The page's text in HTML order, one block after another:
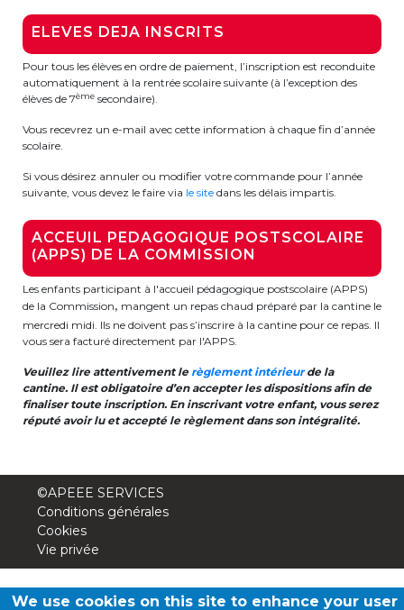
Coordination & Direction
coordination@apeee-bxl1-services.be
Garderie Berkendael
+32 (0)472 07 35 25
periscolaire.berkendael@apeee-bxl1-
services.be
BE91 3631 6790 0976
+32 (0)2 375 31 35
garderie@apeee-bxl1-services.be
BE72 3100 8650 7316
ELEVES DEJA INSCRITS
Pour tous les élèves en ordre de paiement, l’inscription est reconduite
automatiquement à la rentrée scolaire suivante (à l’exception des
élèves de 7ème secondaire).
Vous recevrez un e-mail avec cette information à chaque fin d’année
scolaire.
Si vous désirez annuler ou modifier votre commande pour l’année
suivante, vous devez le faire via le site dans les délais impartis.
ACCEUIL PEDAGOGIQUE POSTSCOLAIRE
(APPS) DE LA COMMISSION
Les enfants participant à l'accueil pédagogique postscolaire (APPS)
de la Commission, mangent un repas chaud préparé par la cantine le
mercredi midi. Ils ne doivent pas s’inscrire à la cantine pour ce repas. Il
vous sera facturé directement par l'APPS.
Veuillez lire attentivement le règlement intérieurde la
cantine. Il est obligatoire d’en accepter les dispositions afin de
finaliser toute inscription. En inscrivant votre enfant, vous serez
réputé avoir lu et accepté le règlement dans son intégralité.
©APEEE SERVICES
Conditions générales
Cookies
Vie privée
We use cookies on this site to enhance your user